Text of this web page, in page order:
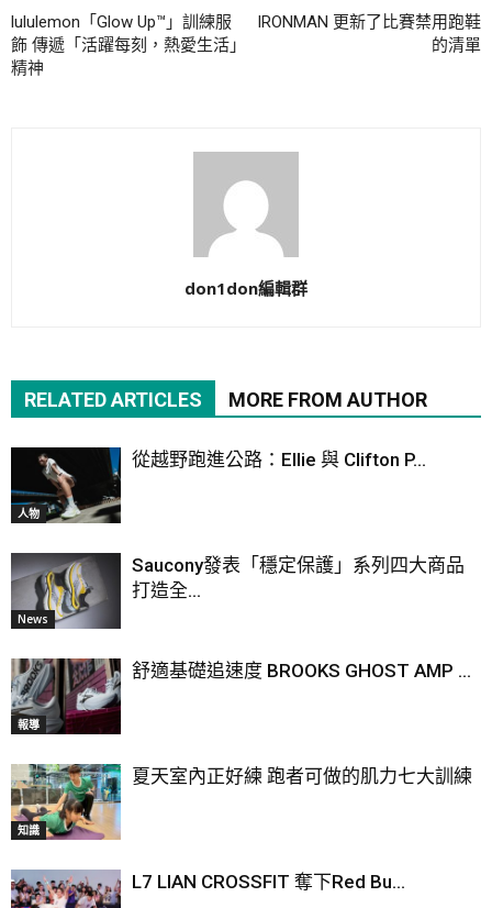
lululemon「Glow Up™」訓練服
飾 傳遞「活躍每刻，熱愛生活」
精神
IRONMAN 更新了比賽禁用跑鞋
的清單
don1don編輯群
RELATED ARTICLES MORE FROM AUTHOR
人物
從越野跑進公路：Ellie 與 Clifton P...
News
Saucony發表「穩定保護」系列四大商品
打造全...
報導
舒適基礎追速度 BROOKS GHOST AMP ...
知識
夏天室內正好練 跑者可做的肌力七大訓練
L7 LIAN CROSSFIT 奪下Red Bu...